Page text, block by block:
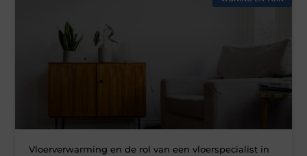
Vloerverwarming en de rol van een vloerspecialist in